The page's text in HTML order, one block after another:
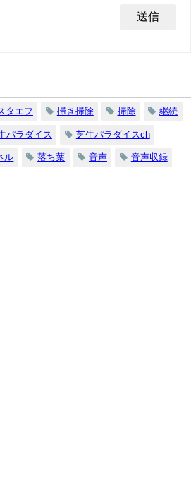
タエフ 掃き掃除 掃除 継続
パラダイス 芝生パラダイスch
ル 落ち葉 音声 音声収録